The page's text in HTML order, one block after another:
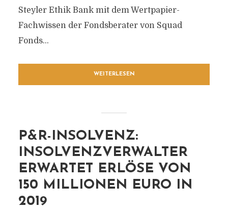
Steyler Ethik Bank mit dem Wertpapier-
Fachwissen der Fondsberater von Squad
Fonds...
WEITERLESEN
P&R-INSOLVENZ:
INSOLVENZVERWALTER
ERWARTET ERLÖSE VON
150 MILLIONEN EURO IN
2019